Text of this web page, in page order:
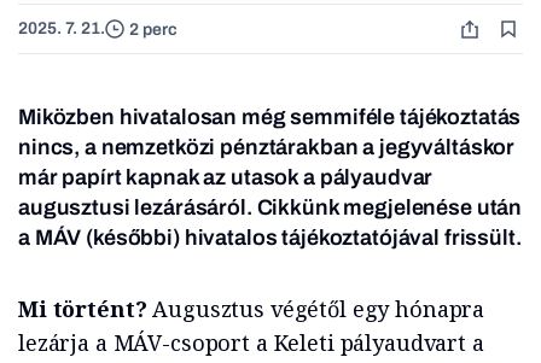
2025. 7. 21. 2 perc
Miközben hivatalosan még semmiféle tájékoztatás
nincs, a nemzetközi pénztárakban a jegyváltáskor
már papírt kapnak az utasok a pályaudvar
augusztusi lezárásáról. Cikkünk megjelenése után
a MÁV (későbbi) hivatalos tájékoztatójával frissült.
Mi történt?Augusztus végétől egy hónapra
lezárja a MÁV-csoport a Keleti pályaudvart a